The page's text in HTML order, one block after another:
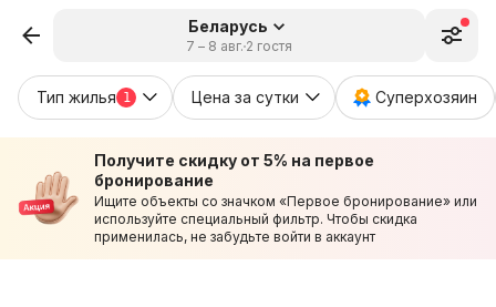
Беларусь
7 – 8 авг. 2 гостя
Тип жилья 1 Цена за сутки Суперхозяин
Получите скидку от 5% на первое
бронирование
Ищите объекты со значком «Первое бронирование» или
используйте специальный фильтр. Чтобы скидка
применилась, не забудьте войти в аккаунт